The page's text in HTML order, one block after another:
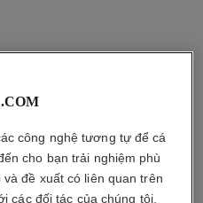
công nghệ tương tự để cá
cho bạn trải nghiệm phù
đề xuất có liên quan trên
các đối tác của chúng tôi.